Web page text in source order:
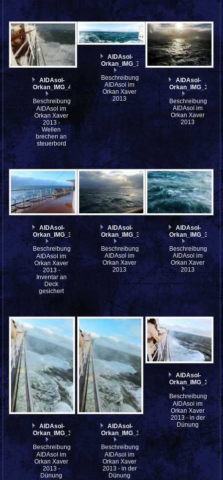
AIDAsol-
Orkan_IMG_4017_AIDAsol_Xaver
Beschreibung:
AIDAsol im
Orkan Xaver
2013 -
Wellen
brechen an
steuerbord
AIDAsol-
Orkan_IMG_3989_st
Beschreibung:
AIDAsol im
Orkan Xaver
2013
AIDAsol-
Orkan_IMG_3985
Beschreibung:
AIDAsol im
Orkan Xaver
2013
AIDAsol-
Orkan_IMG_3981
Beschreibung:
AIDAsol im
Orkan Xaver
2013 -
Inventar an
Deck
gesichert
AIDAsol-
Orkan_IMG_3980
Beschreibung:
AIDAsol im
Orkan Xaver
2013
AIDAsol-
Orkan_IMG_3979
Beschreibung:
AIDAsol im
Orkan Xaver
2013
AIDAsol-
Orkan_IMG_3976
Beschreibung:
AIDAsol im
Orkan Xaver
2013 -
Dünung
AIDAsol-
Orkan_IMG_3975
Beschreibung:
AIDAsol im
Orkan Xaver
2013 - in der
Dünung
AIDAsol-
Orkan_IMG_3970
Beschreibung:
AIDAsol im
Orkan Xaver
2013 - in der
Dünung